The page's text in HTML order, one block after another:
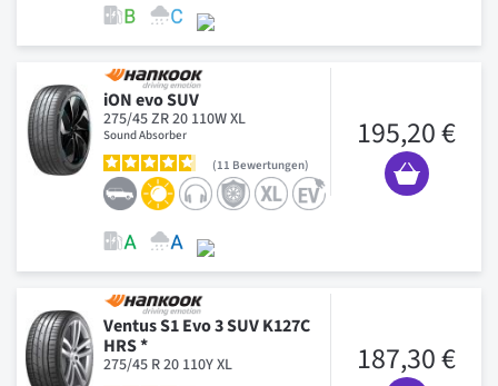
iON evo SUV
275/45 ZR 20 110W XL
Sound Absorber
11 Bewertungen
195,20 €
Ventus S1 Evo 3 SUV K127C
HRS *
275/45 R 20 110Y XL 187,30 €